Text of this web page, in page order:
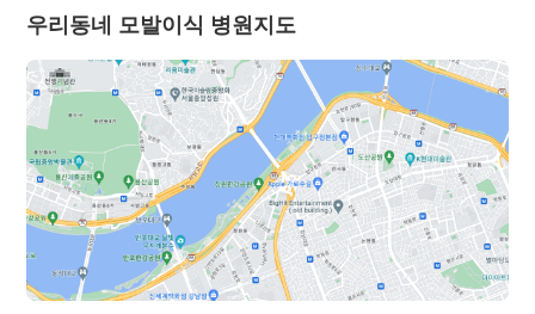
당일에는 엄청 힘들줄 알았는데 생각보
다 할만 했던것같아요. 비절개라서 그
런지 통증이 크진 않았습니다.가족이
케어해줘서 회복도 금방금방 한것 같아
요. 제일중요한게수술하고수술했다는
생각을 깊게 안하고 일상을 보내야 되
는 것 같아요. 그래야 시간이 빨리 갑니
다. (경험담)이제 바람부는날이 두렵지
않고 자신있게 머리 넘기고 다닙니다.
주변에 고민하는 사람 있으면 늘추천하
고 다녀요이왕받을거면 그로우의원 가
격도 합리적이고 원장님 실력도 좋아서
강추합니다.이상 1년 후기 입니다!
는데 다른 분들 보시기 어떤가요? 역시
후기 많고 경력 오래된 곳가서 상담 받
고 수술받길 잘한듯합니다. 한동안 대
다모에서 살다시피하면서 다른 분들 올
리시는 후기 엄청 봤는데 저도 이제 수
술 받았으니 좀 쉬면서 천천히 잘 기다
려 볼게요 아 그리고 한나이브 절개수
술 비용 합리적이라고들 많이하시는데
제가 5곳 비절개로 상담 받아봤는데 비
절개도 다른곳 보다 비용 괜찮네요. 절
개, 비절개 다 괜찮은듯해요
는지 계속 확인해 주셔서 생각보다 편
안하게 받을 수 있었어요. 아직 경과를
더 지켜봐야 하지만 현재까지 회복도
잘되고 있어 만족스럽습니다. 앞으로
자연스럽게 자리 잡을 모습이 기대됩니
다.
우리동네 모발이식 병원지도